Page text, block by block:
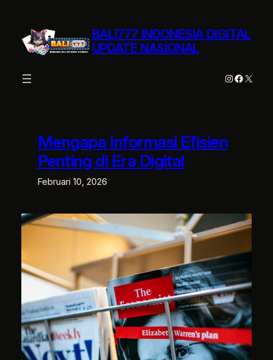
konten
BALI777 INDONESIA DIGITAL
UPDATE NASIONAL
Instagram
X
Mengapa Informasi Efisien
Penting di Era Digital
Februari 10, 2026